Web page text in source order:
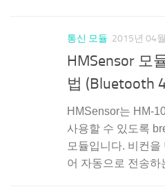
통신 모듈 2015년 04
HMSensor 모
법 (Bluetooth
HMSensor는 HM-
사용할 수 있도록
모듈입니다. 비컨
어 자동으로 전송하